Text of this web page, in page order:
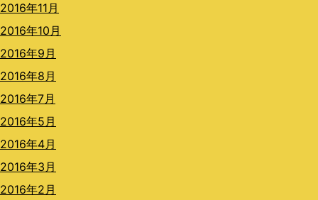
2016年11月
2016年10月
2016年9月
2016年8月
2016年7月
2016年5月
2016年4月
2016年3月
2016年2月